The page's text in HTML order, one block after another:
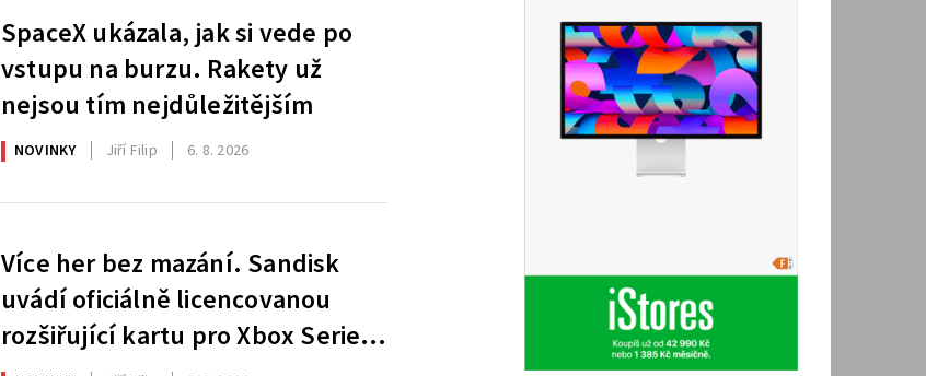
SpaceX ukázala, jak si vede po
vstupu na burzu. Rakety už
nejsou tím nejdůležitějším
NOVINKY Jiří Filip 6. 8. 2026
Více her bez mazání. Sandisk
uvádí oficiálně licencovanou
rozšiřující kartu pro Xbox Series